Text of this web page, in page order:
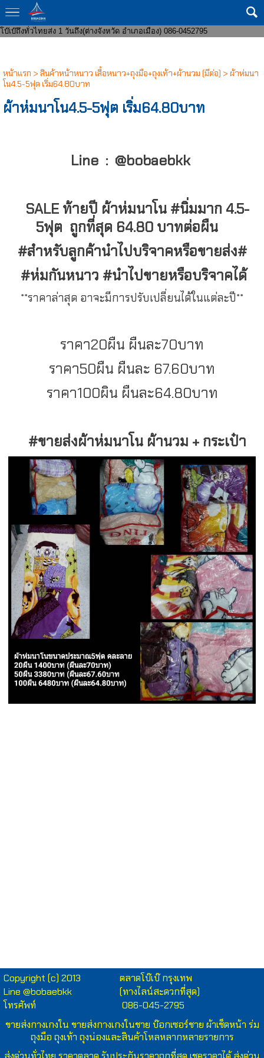
ขายส่งกางเกงในแฟชั่น 8 บาทราคาหน้าโรงงาน มีทั้งชายและหญิง งานแฟชั่น ถูก
กว่าโบ๊เบ๊ หาสินค้าบริจาคจัดส่งถึงที่ จัดหาสินค้าให้หน่วยงานราชการ ส่งของเร็ว
โบ๊เบ๊ถึงทั่วไทยส่ง 1 วันถึง(ต่างจังหวัด อำเภอเมือง) 086-0452795
หน้าแรก > สินค้าหน้าหนาว เสื้อหนาว+ถุงมือ+ถุงเท้า+ผ้านวม (มีต่อ) > ผ้าห่มนา
โน4.5-5ฟุต เริ่ม64.80บาท
ผ้าห่มนาโน4.5-5ฟุต เริ่ม64.80บาท
Line : @bobaebkk
SALE ท้ายปี ผ้าห่มนาโน #นิ่มมาก 4.5-
5ฟุต ถูกที่สุด 64.80 บาทต่อผืน
#สำหรับลูกค้านำไปบริจาคหรือขายส่ง#
#ห่มกันหนาว #นำไปขายหรือบริจาคได้
**ราคาล่าสุด อาจะมีการปรับเปลี่ยนได้ในแต่ละปี**
ราคา20ผืน ผืนละ70บาท
ราคา50ผืน ผืนละ 67.60บาท
ราคา100ผิน ผืนละ64.80บาท
#ขายส่งผ้าห่มนาโน ผ้านวม + กระเป๋า
Copyright (c) 2013
ตลาดโบ๊เบ๊ กรุงเทพ
Line @bobaebkk
(ทางไลน์สะดวกที่สุด)
โทรศัพท์
086-045-2795
ขายส่งกางเกงใน ขายส่งกางเกงในชาย บ๊อกเซอร์ชาย ผ้าเช็ดหน้า ร่ม
ถุงมือ ถุงเท้า ถุงน่องและสินค้าโหลหลากหลายรายการ